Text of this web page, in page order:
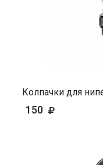
Колпачки для
150